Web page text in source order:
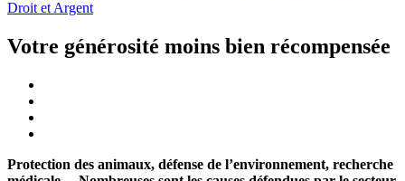
Droit et Argent
Votre générosité moins bien récompensée
Protection des animaux, défense de l’environnement, recherche